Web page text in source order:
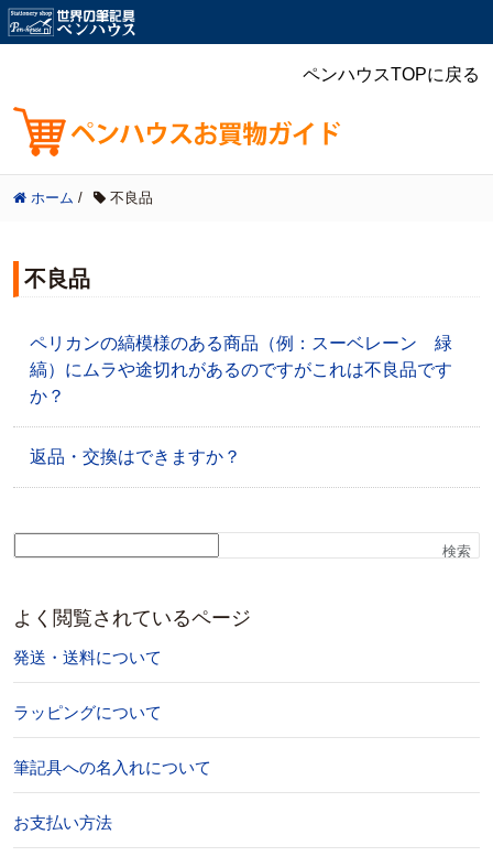
ペンハウスTOPに戻る
ホーム / 不良品
不良品
ペリカンの縞模様のある商品（例：スーベレーン 緑
縞）にムラや途切れがあるのですがこれは不良品です
か？
返品・交換はできますか？
検索
よく閲覧されているページ
発送・送料について
ラッピングについて
筆記具への名入れについて
お支払い方法